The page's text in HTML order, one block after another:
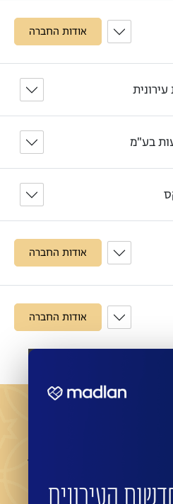
אודות החברה
בע"מ
אודות החברה
אודות החברה
בניינית או פינוי